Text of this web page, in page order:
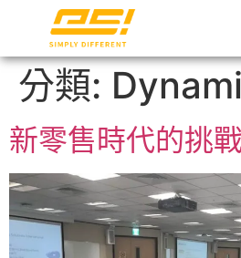
分類:
新零售時代的挑